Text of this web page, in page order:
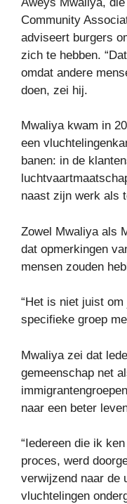
Community
adviseert burgers
zich te hebben.
omdat andere
doen, zei hij.
Mwaliya kwam in
een
banen: in de
naast zijn werk als
Zowel Mwaliya als
dat opmerkingen
mensen zouden
“Het is niet juist
specifieke groep
Mwaliya zei dat
gemeenschap net
naar een beter
“Iedereen die ik
proces, werd
verwijzend naar de
vluchtelingen